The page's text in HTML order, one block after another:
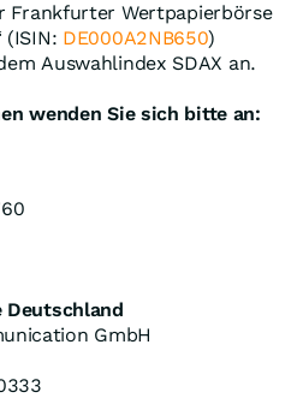
Frankfurter Wertpapierbörse
(ISIN: DE000A2NB650)
Auswahlindex SDAX an.
wenden Sie sich bitte an:
Deutschland
GmbH